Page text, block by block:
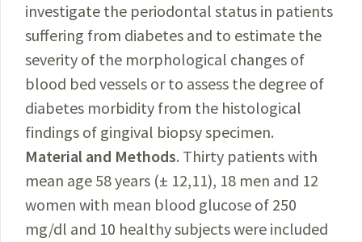
investigate the periodontal status in patients
suffering from diabetes and to estimate the
severity of the morphological changes of
blood bed vessels or to assess the degree of
diabetes morbidity from the histological
findings of gingival biopsy specimen.
Material and Methods. Thirty patients with
mean age 58 years (± 12,11), 18 men and 12
women with mean blood glucose of 250
mg/dl and 10 healthy subjects were included